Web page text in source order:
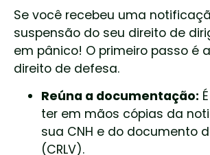
Se você recebeu uma
suspensão do seu direito de
em pânico! O primeiro passo é
direito de defesa.
Reúna a documentação:
ter em mãos cópias da
sua CNH e do documento
(CRLV).